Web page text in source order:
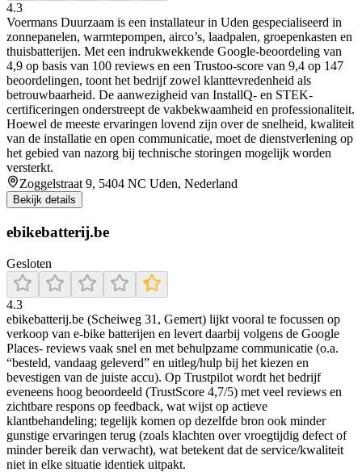
4.3
Voermans Duurzaam is een installateur in Uden gespecialiseerd in
zonnepanelen, warmtepompen, airco’s, laadpalen, groepenkasten en
thuisbatterijen. Met een indrukwekkende Google-beoordeling van
4,9 op basis van 100 reviews en een Trustoo-score van 9,4 op 147
beoordelingen, toont het bedrijf zowel klanttevredenheid als
betrouwbaarheid. De aanwezigheid van InstallQ- en STEK-
certificeringen onderstreept de vakbekwaamheid en professionaliteit.
Hoewel de meeste ervaringen lovend zijn over de snelheid, kwaliteit
van de installatie en open communicatie, moet de dienstverlening op
het gebied van nazorg bij technische storingen mogelijk worden
versterkt.
Zoggelstraat 9, 5404 NC Uden, Nederland
Bekijk details
ebikebatterij.be
Gesloten
4.3
ebikebatterij.be (Scheiweg 31, Gemert) lijkt vooral te focussen op
verkoop van e-bike batterijen en levert daarbij volgens de Google
Places- reviews vaak snel en met behulpzame communicatie (o.a.
“besteld, vandaag geleverd” en uitleg/hulp bij het kiezen en
bevestigen van de juiste accu). Op Trustpilot wordt het bedrijf
eveneens hoog beoordeeld (TrustScore 4,7/5) met veel reviews en
zichtbare respons op feedback, wat wijst op actieve
klantbehandeling; tegelijk komen op dezelfde bron ook minder
gunstige ervaringen terug (zoals klachten over vroegtijdig defect of
minder bereik dan verwacht), wat betekent dat de service/kwaliteit
niet in elke situatie identiek uitpakt.